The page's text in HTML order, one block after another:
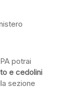
potrai
e cedolini
sezione